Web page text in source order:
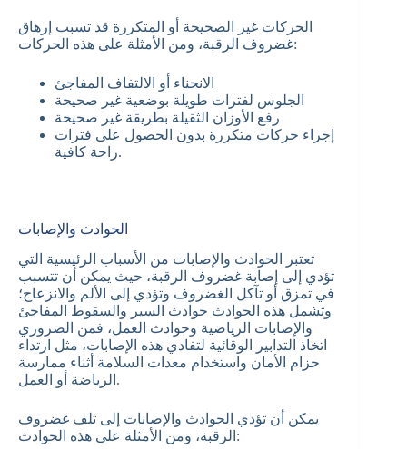
الحركات غير الصحيحة أو المتكررة قد تسبب إرهاق
غضروف الرقبة، ومن الأمثلة على هذه الحركات:
الانحناء أو الالتفاف المفاجئ
الجلوس لفترات طويلة بوضعية غير صحيحة
رفع الأوزان الثقيلة بطريقة غير صحيحة
إجراء حركات متكررة بدون الحصول على فترات
راحة كافية.
الحوادث والإصابات
تعتبر الحوادث والإصابات من الأسباب الرئيسية التي
تؤدي إلى إصابة غضروف الرقبة، حيث يمكن أن تتسبب
في تمزق أو تآكل الغضروف وتؤدي إلى الألم والانزعاج؛
وتشمل هذه الحوادث حوادث السير والسقوط المفاجئ
والإصابات الرياضية وحوادث العمل، فمن الضروري
اتخاذ التدابير الوقائية لتفادي هذه الإصابات، مثل ارتداء
حزام الأمان واستخدام معدات السلامة أثناء ممارسة
الرياضة أو العمل.
يمكن أن تؤدي الحوادث والإصابات إلى تلف غضروف
الرقبة، ومن الأمثلة على هذه الحوادث: